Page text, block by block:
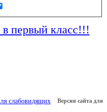
в первый класс!!!
слабовидящих Версия сайта для